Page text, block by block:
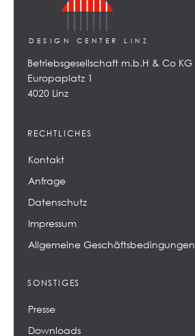
DESIGN CENTER LINZ
Betriebsgesellschaft m.b.H & Co KG
Europaplatz 1
4020 Linz
RECHTLICHES
Kontakt
Anfrage
Datenschutz
Impressum
Allgemeine Geschäftsbedingungen
SONSTIGES
Presse
Downloads